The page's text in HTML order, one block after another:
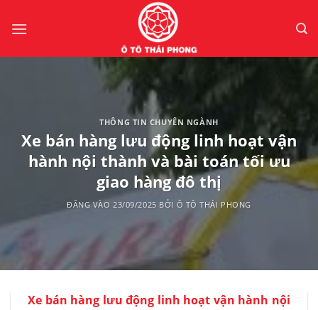
qua
dung
THÔNG TIN CHUYÊN NGÀNH
Xe bán hàng lưu động linh hoạt vận
hành nội thành và bài toán tối ưu
giao hàng đô thị
ĐĂNG VÀO 23/09/2025 BỞI Ô TÔ THÁI PHONG
Xe bán hàng lưu động linh hoạt vận hành nội